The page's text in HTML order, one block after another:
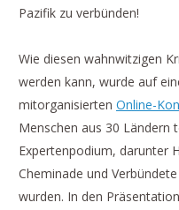
Pazifik zu verbünden!
Wie diesen wahnwitzigen
werden kann, wurde auf
mitorganisierten Online-
Menschen aus 30 Ländern
Expertenpodium, darunter
Cheminade und
wurden. In den